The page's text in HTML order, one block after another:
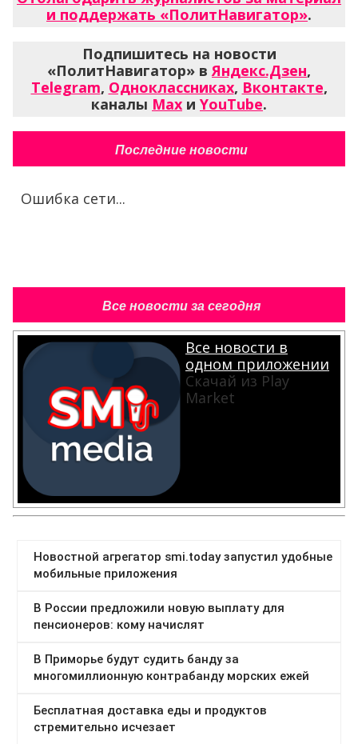
и поддержать «ПолитНавигатор».
Подпишитесь на новости
«ПолитНавигатор» вЯндекс.Дзен,
Telegram, Одноклассниках, Вконтакте,
каналы Max и YouTube.
Последние новости
Ошибка сети...
Все новости за сегодня
Все новости в
одном приложении
Скачай из Play
Market